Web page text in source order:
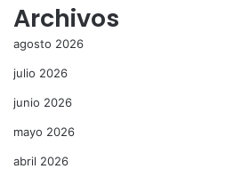
Archivos
agosto 2026
julio 2026
junio 2026
mayo 2026
abril 2026